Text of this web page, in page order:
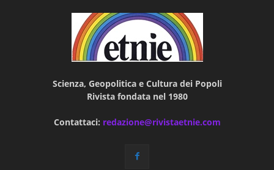
Scienza, Geopolitica e Cultura dei Popoli
Rivista fondata nel 1980
Contattaci: redazione@rivistaetnie.com